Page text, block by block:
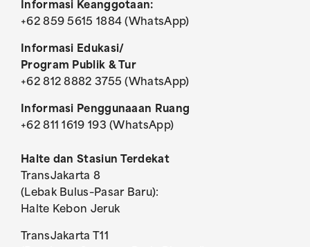
Informasi Keanggotaan:
+62 859 5615 1884 (WhatsApp)
Informasi Edukasi/
Program Publik & Tur
+62 812 8882 3755 (WhatsApp)
Informasi Penggunaaan Ruang
+62 811 1619 193 (WhatsApp)
Halte dan Stasiun Terdekat
TransJakarta 8
(Lebak Bulus–Pasar Baru):
Halte Kebon Jeruk
TransJakarta T11